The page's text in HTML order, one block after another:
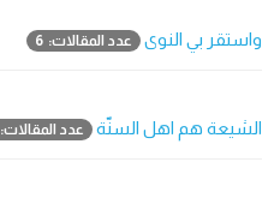
واستقر بي النوى عدد المقالات: 6
الشيعة هم اهل السنّة عدد المقالات: 63